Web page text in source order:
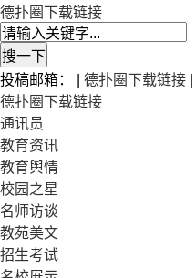
德扑圈下载链接
投稿邮箱： | 德扑圈下载链接
德扑圈下载链接
通讯员
教育资讯
教育舆情
校园之星
名师访谈
教苑美文
招生考试